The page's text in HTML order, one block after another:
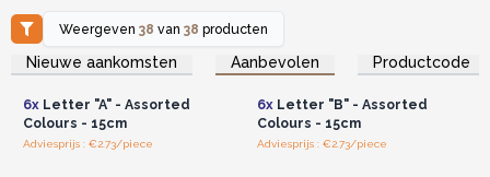
kleuren en grootte ontstaan.
De grote letters hebben een haakje aan de achterkant,
waardoor ze ook aan de muur kunnen worden gehangen.
Weergeven38 van38 producten
Nieuwe aankomsten Aanbevolen Productcode
Log in of registreer u voor
groothandelsprijzen.
6xLetter "A" - Assorted
Colours - 15cm
Adviesprijs : €2.73/piece
Log in of registreer u voor
groothandelsprijzen.
6xLetter "B" - Assorted
Colours - 15cm
Adviesprijs : €2.73/piece